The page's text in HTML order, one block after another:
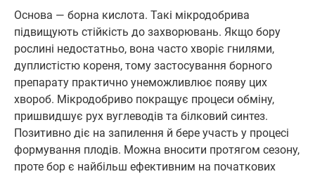
Основа — борна кислота. Такі мікродобрива
підвищують стійкість до захворювань. Якщо бору
рослині недостатньо, вона часто хворіє гнилями,
дуплистістю кореня, тому застосування борного
препарату практично унеможливлює появу цих
хвороб. Мікродобриво покращує процеси обміну,
пришвидшує рух вуглеводів та білковий синтез.
Позитивно діє на запилення й бере участь у процесі
формування плодів. Можна вносити протягом сезону,
проте бор є найбільш ефективним на початкових